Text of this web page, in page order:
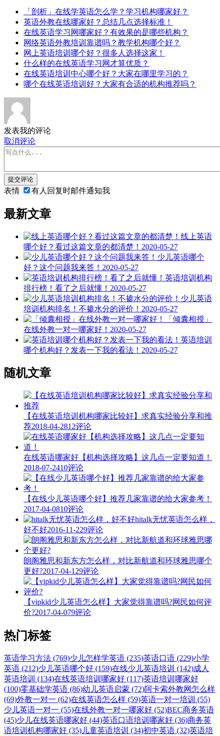
「剖析」在线学英语怎么学？学习机构哪家好？
英语外教在线哪家好？总结几点选择标准！
在线英语学习网哪家好？有效果的是哪些机构？
网络英语外教培训靠谱吗？教学机构哪个好？
网上英语培训哪个好？很多人选择这家！
什么样的在线英语学习网才算优质？
在线英语培训中心哪个好？大家在哪里学习的？
哪个在线英语培训好？大家有合适的机构推荐吗？
发表我的评论
取消评论
提交评论
表情 有人回复时邮件通知我
最新文章
线上英语
哪个好？看过这篇文章的都清楚！ 2020-05-27
少儿英语哪个
好？这个问题我来答！ 2020-05-27
英语培训机构
排行榜！看了之后就懂！ 2020-05-27
少儿英语
培训机构排名！不掺水分的评价！ 2020-05-27
「倾囊相授」
在线外教一对一哪家好！ 2020-05-27
英语培训
哪个机构好？发表一下我的看法！ 2020-05-27
随机文章
【在线英语培训机构哪家比较好】求真实经验分享和推
荐2018-04-2812评论
在线英语哪家好【机构选择攻略】这几点一定要知道！
2018-07-2410评论
【在线少儿英语哪个好】推荐几家靠谱的给大家参考！
2017-04-0810评论
hitalk无忧英语怎么样，
好不好2016-11-229评论
朗阁雅思和新东方怎么样，对比新航道和环球雅思哪个
更好?2017-04-129评论
【vipkid少儿英语怎么样】大家觉得靠谱吗?网民如何评
价?2017-04-079评论
热门标签
英语学习方法 (769)少儿怎样学英语 (235)英语口语 (229)小学
英语 (212)少儿英语哪个好 (159)在线少儿英语培训 (142)成人
英语培训 (134)在线英语培训哪家好 (117)英语培训哪家好
(100)零基础学英语 (86)幼儿英语启蒙 (72)阿卡索外教网怎么样
(69)外教一对一 (62)在线英语怎么样 (59)英语一对一培训 (55)
少儿英语一对一 (55)在线外教一对一哪家好 (52)BEC商务英语
(45)少儿在线英语哪家好 (44)英语口语培训哪家好 (36)商务英
语培训机构哪家好 (35) 儿童英语培训 (34)初中英语 (32)英语培